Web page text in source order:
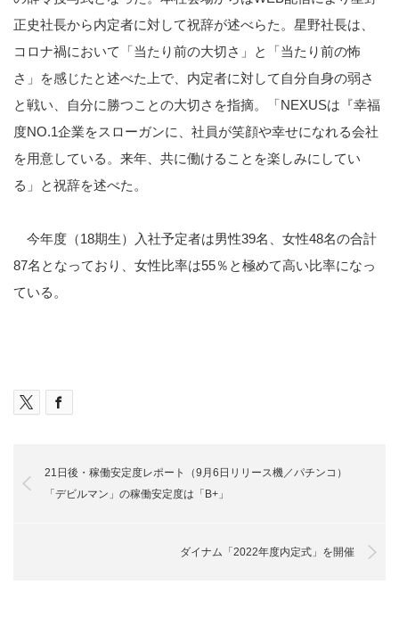
正史社長から内定者に対して祝辞が述べらた。星野社長は、
コロナ禍において「当たり前の大切さ」と「当たり前の怖
さ」を感じたと述べた上で、内定者に対して自分自身の弱さ
と戦い、自分に勝つことの大切さを指摘。「NEXUSは『幸福
度NO.1企業をスローガンに、社員が笑顔や幸せになれる会社
を用意している。来年、共に働けることを楽しみにしてい
る」と祝辞を述べた。
今年度（18期生）入社予定者は男性39名、女性48名の合計
87名となっており、女性比率は55％と極めて高い比率になっ
ている。
21日後・稼働安定度レポート（9月6日リリース機／パチンコ）
「デビルマン」の稼働安定度は「B+」
ダイナム「2022年度内定式」を開催